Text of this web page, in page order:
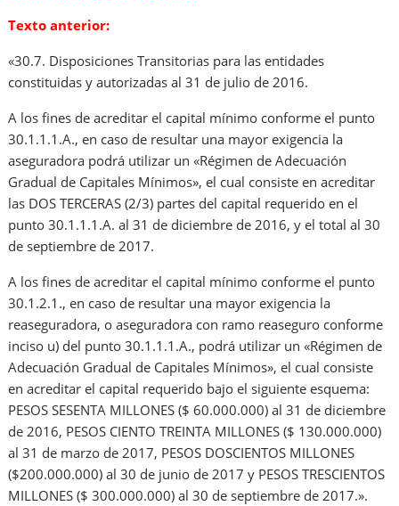
Texto anterior:
«30.7. Disposiciones Transitorias para las entidades
constituidas y autorizadas al 31 de julio de 2016.
A los fines de acreditar el capital mínimo conforme el punto
30.1.1.1.A., en caso de resultar una mayor exigencia la
aseguradora podrá utilizar un «Régimen de Adecuación
Gradual de Capitales Mínimos», el cual consiste en acreditar
las DOS TERCERAS (2/3) partes del capital requerido en el
punto 30.1.1.1.A. al 31 de diciembre de 2016, y el total al 30
de septiembre de 2017.
A los fines de acreditar el capital mínimo conforme el punto
30.1.2.1., en caso de resultar una mayor exigencia la
reaseguradora, o aseguradora con ramo reaseguro conforme
inciso u) del punto 30.1.1.1.A., podrá utilizar un «Régimen de
Adecuación Gradual de Capitales Mínimos», el cual consiste
en acreditar el capital requerido bajo el siguiente esquema:
PESOS SESENTA MILLONES ($ 60.000.000) al 31 de diciembre
de 2016, PESOS CIENTO TREINTA MILLONES ($ 130.000.000)
al 31 de marzo de 2017, PESOS DOSCIENTOS MILLONES
($200.000.000) al 30 de junio de 2017 y PESOS TRESCIENTOS
MILLONES ($ 300.000.000) al 30 de septiembre de 2017.».